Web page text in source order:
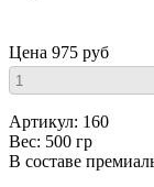
Цена 975 руб
Артикул: 160
Вес: 500 гр
В составе